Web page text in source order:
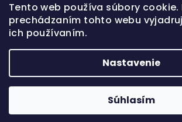
Tento web používa súbory cookie.
prechádzaním tohto webu
ich používaním.
Nastavenie
Súhlasím
Obchodné podmienky
Doprava a platba
Vytvoril Shoptet